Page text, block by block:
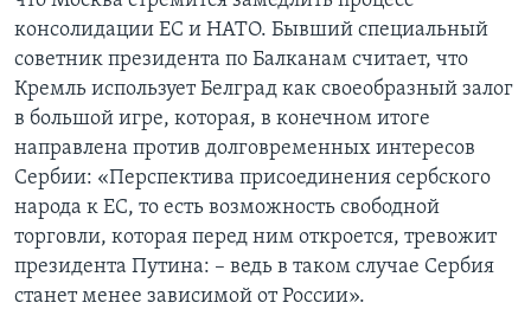
консолидации ЕС и НАТО. Бывший специальный
советник президента по Балканам считает, что
Кремль использует Белград как своеобразный залог
в большой игре, которая, в конечном итоге
направлена против долговременных интересов
Сербии: «Перспектива присоединения сербского
народа к ЕС, то есть возможность свободной
торговли, которая перед ним откроется, тревожит
президента Путина: – ведь в таком случае Сербия
станет менее зависимой от России».